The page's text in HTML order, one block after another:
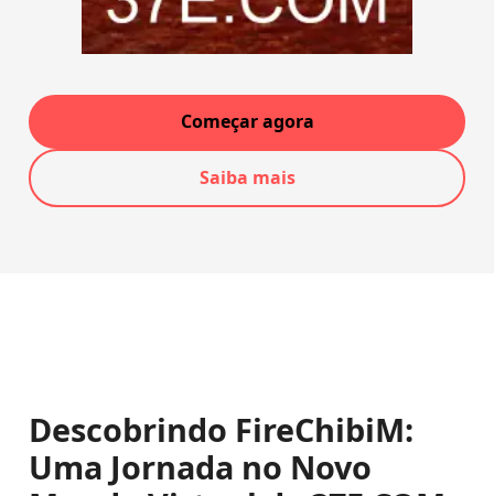
Começar agora
Saiba mais
Descobrindo FireChibiM:
Uma Jornada no Novo